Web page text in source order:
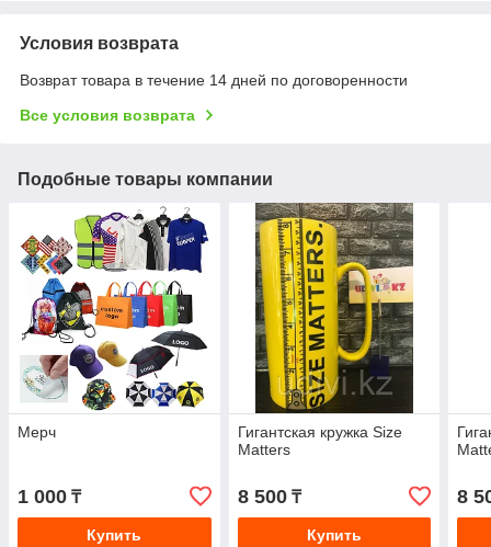
Условия возврата
Возврат товара в течение 14 дней по договоренности
Все условия возврата
Подобные товары компании
Мерч
1 000 ₸
Купить
Гигантская кружка Size
Matters
8 500₸
Купить
8